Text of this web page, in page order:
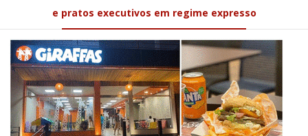
e pratos executivos em regime expresso